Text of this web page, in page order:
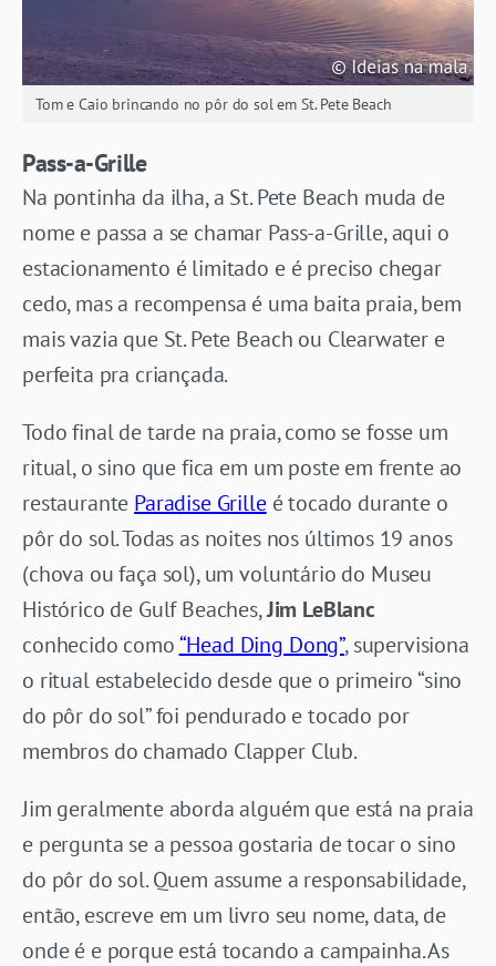
Tom e Caio brincando no pôr do sol em St. Pete Beach
Pass-a-Grille
Na pontinha da ilha, a St. Pete Beach muda de
nome e passa a se chamar Pass-a-Grille, aqui o
estacionamento é limitado e é preciso chegar
cedo, mas a recompensa é uma baita praia, bem
mais vazia que St. Pete Beach ou Clearwater e
perfeita pra criançada.
Todo final de tarde na praia, como se fosse um
ritual, o sino que fica em um poste em frente ao
restaurante Paradise Grille é tocado durante o
pôr do sol. Todas as noites nos últimos 19 anos
(chova ou faça sol), um voluntário do Museu
Histórico de Gulf Beaches,Jim LeBlanc
conhecido como“Head Ding Dong”, supervisiona
o ritual estabelecido desde que o primeiro “sino
do pôr do sol” foi pendurado e tocado por
membros do chamado Clapper Club.
Jim geralmente aborda alguém que está na praia
e pergunta se a pessoa gostaria de tocar o sino
do pôr do sol. Quem assume a responsabilidade,
então, escreve em um livro seu nome, data, de
onde é e porque está tocando a campainha. As